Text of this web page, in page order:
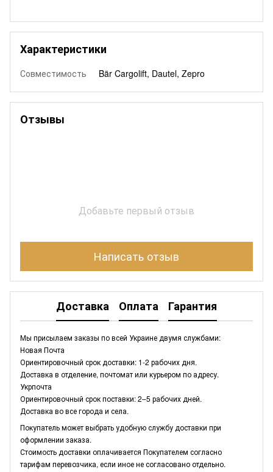
Характеристики
Совместимость Bär Cargolift, Dautel, Zepro
Отзывы
Добавьте первый отзыв
Написать отзыв
Доставка Оплата Гарантия
Мы присылаем заказы по всей Украине двумя службами:
Новая Почта
Ориентировочный срок доставки: 1-2 рабочих дня.
Доставка в отделение, почтомат или курьером по адресу.
Укрпочта
Ориентировочный срок поставки: 2–5 рабочих дней.
Доставка во все города и села.
Покупатель может выбрать удобную службу доставки при
оформлении заказа.
Стоимость доставки оплачивается Покупателем согласно
тарифам перевозчика, если иное не согласовано отдельно.